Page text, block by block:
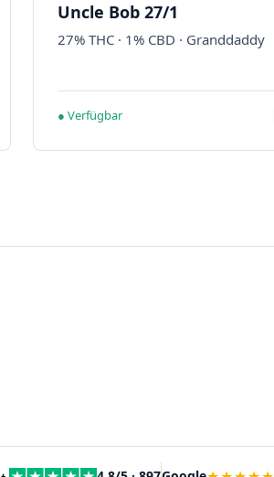
Uncle Bob 27/1
27% THC · 1% CBD · Granddaddy
● Verfügbar